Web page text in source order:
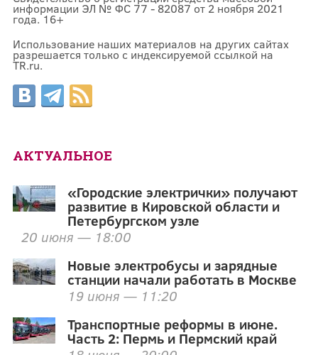
информации ЭЛ № ФС 77 - 82087 от 2 ноября 2021
года. 16+
Использование наших материалов на других сайтах
разрешается только с индексируемой ссылкой на
TR.ru.
АКТУАЛЬНОЕ
«Городские электрички» получают
развитие в Кировской области и
Петербургском узле
20 июня — 18:00
Новые электробусы и зарядные
станции начали работать в Москве
19 июня — 11:20
Транспортные реформы в июне.
Часть 2: Пермь и Пермский край